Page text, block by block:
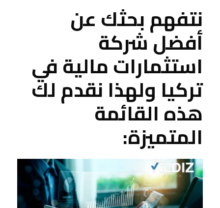
نتفهم بحثك عن
أفضل شركة
استثمارات مالية في
تركيا ولهذا نقدم لك
هذه القائمة
المتميزة: